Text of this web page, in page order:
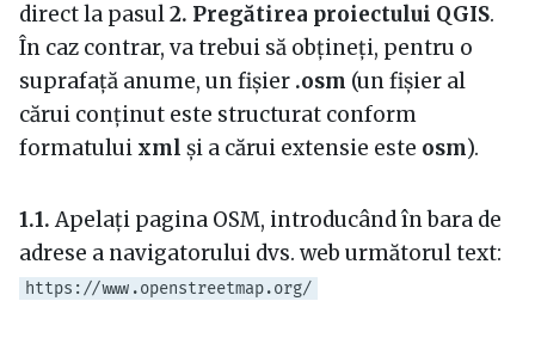
direct la pasul2. Pregătirea proiectului QGIS.
În caz contrar, va trebui să obțineți, pentru o
suprafață anume, un fișier .osm (un fișier al
cărui conținut este structurat conform
formatului xml și a cărui extensie este osm).
1.1.Apelați pagina OSM, introducând în bara de
adrese a navigatorului dvs. web următorul text:
https://www.openstreetmap.org/